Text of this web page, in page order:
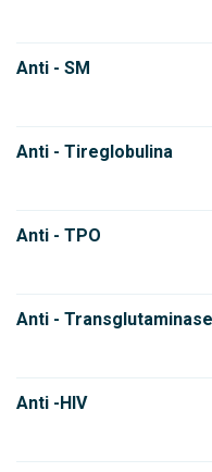
Anti - SM
Anti - Tireglobulina
Anti - TPO
Anti -
Anti -HIV